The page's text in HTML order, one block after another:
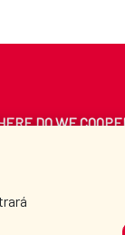
DO WE
CULTURE AND